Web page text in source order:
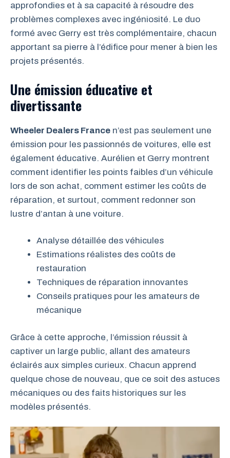
approfondies et à sa capacité à résoudre des
problèmes complexes avec ingéniosité. Le duo
formé avec Gerry est très complémentaire, chacun
apportant sa pierre à l’édifice pour mener à bien les
projets présentés.
Une émission éducative et
divertissante
Wheeler Dealers France n’est pas seulement une
émission pour les passionnés de voitures, elle est
également éducative. Aurélien et Gerry montrent
comment identifier les points faibles d’un véhicule
lors de son achat, comment estimer les coûts de
réparation, et surtout, comment redonner son
lustre d’antan à une voiture.
Analyse détaillée des véhicules
Estimations réalistes des coûts de
restauration
Techniques de réparation innovantes
Conseils pratiques pour les amateurs de
mécanique
Grâce à cette approche, l’émission réussit à
captiver un large public, allant des amateurs
éclairés aux simples curieux. Chacun apprend
quelque chose de nouveau, que ce soit des astuces
mécaniques ou des faits historiques sur les
modèles présentés.